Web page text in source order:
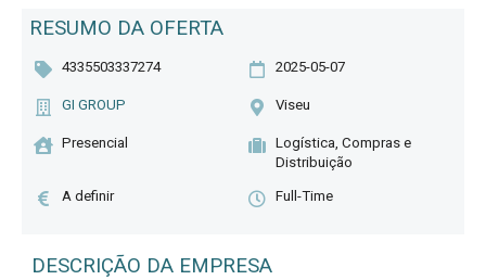
RESUMO DA OFERTA
4335503337274 2025-05-07
GI GROUP Viseu
Presencial
Logística, Compras e
Distribuição
A definir Full-Time
DESCRIÇÃO DA EMPRESA